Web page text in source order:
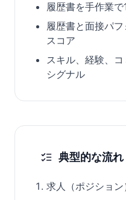
履歴書を手作業
履歴書と面接パ
スコア
スキル、経験、
シグナル
典型的な流れ
求人（ポジショ